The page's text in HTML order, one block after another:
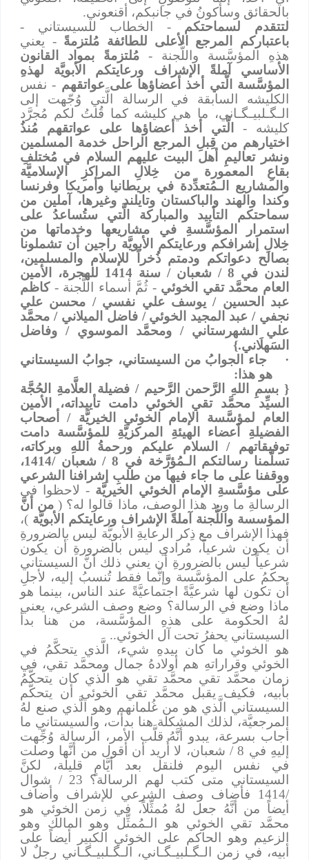
بالحقائق وسأكونُ في جانبكم، أقنعوني.
لتتقدم لسماحتكم- الخطاب للسيستاني -
باعتباركم المرجع الأعلى للطائفة مُلتزمةً- يعني
هذهِ المؤسَّسة واللُّجنة -
مُلتزمةً بمواد القانون
الأساسي آملةً الإشراف ورعايتكم الأبويَّة لهذهِ
المؤسَّسة الَّتي أخذ أعضاؤها على عواتقهم- نفس
الكليشه السابقة في الرسالة الَّتي وُجّهت إلى
الـﮕـلبيـﮕـاني، ما هي كليشه كما قُلتُ لكم مُجرَّد
كليشه -
الَّتي أخذ أعضاؤها على عواتقهم مُنذُ
اختيارهم من قِبلِ المرجع الراحل خدمة المسلمين
ونشر تعاليمِ أهل البيت عليهم السلام في مُختلفِ
بقاعِ المعمورة من خِلالِ المراكزِ الإسلاميَّة
والمشاريع الـمُتعدِّدة في بريطانيا وأمريكا وفرنسا
وكندا والهند والباكستان وتايلند وغيرها، آملين من
سماحتكم التأييد والمباركة الَّتي ستُساعدُ على
استمرار المؤسَّسةِ في مشاريعها وخدماتها من
خِلالِ إشرافكم ورعايتكم الأبويَّة راجين أن تشملونا
بصالح دعواتكم ودمتم ذُخراً للإسلام والمسلمين،
لندن في 8 / شعبان / سنة 1414 للهجرة، الأمين
العام محمَّد تقي الخوئي- ثُمَّ أسماء اللُّجنة -كاظم
عبد الحسين / يوسف علي نفسي / محسن علي
نجفي / عبد المجيد الخوئي / فاضل الميلاني / محمَّد
علي الشهرستاني / ومحمَّد الموسوي / وفاضل
السَهلَاني.}
جاء الجوابُ من السيستاني، جوابُ السيستاني
هو هذا:
{ بسمِ اللهِ الرَّحمن الرَّحيم / فضيلة العلَّامةِ الحُجَّة
السيِّد محمَّد تقي الخوئي دامت تأييداته، الأمين
العام لمؤسَّسة الإمام الخوئي الخيريَّة / أصحاب
الفضيلةِ أعضاء الهيئةِ المركزيَّةِ للمؤسَّسة دامت
توفيقاتهم / السلام عليكم ورحمةُ اللهِ وبركاته،
تسلَّمنا رسالتكم الـمُؤرَّخة في 8 / شعبان /1414،
ووقفنا على ما جاء فيها من طلبِ إشرافنا الشرعي
على مؤسَّسةِ الإمام الخوئي الخيريَّة- لاحظوا في
الرسالةِ ما ورد هذا الوصف، ماذا قالوا له؟ (من أنَّ
المؤسسة واللُّجنة آملةً الإشراف ورعايتكم الأبويَّة)،
فهذا الإشراف مع ذِكر الرعايةِ الأبويَّة ليس بالضرورةِ
أن يكون شرعياً، مُرادي ليس بالضرورةِ أن يكون
شرعياً ليس بالضرورةِ أن يعني ذلك أنَّ السيستاني
يحكمُ على المؤسَّسة وإنَّما فقط تُنسبُ إليه، لأجلِ
أن تكون لها شرعيَّةً اجتماعيَّةً عند الناس، بينما هو
ماذا وضع في الرسالة؟ وضع وصف الشرعي، يعني
لهُ الحكومة على هذهِ المؤسَّسة، من هنا بدأ
السيستاني يحفرُ تحت آل الخوئي..
هو الخوئي ما كان بيدهِ شيء، الَّذي يتحكَّمُ في
الخوئي وقراراتهِ هم أولادهُ جمال ومحمَّد تقي، في
زمان محمَّد تقي محمَّد تقي هو الَّذي كان يتحكَّمُ
بأبيه، فكيف يقبل محمَّد تقي الخوئي أن يتحكَّم
السيستاني الَّذي هو من غُلمانهم وهو الَّذي صنع لهُ
المرجعيَّة، لذلك المشكلة هنا بدأت، والسيستاني ما
أجاب بسرعة، يبدو أنَّهُ قلَّب الأمر، الرسالة وُجِّهت
إليهِ في 8 / شعبان، لا أُريد أن أقول من أنَّها وصلت
في نفس اليوم فلنقل بعد أيَّامٍ قليلة، لكنَّ
السيستاني متى كتب لهم الرسالة؟ 23 / شوال
/1414 فأضاف وصف الشرعي للإشراف وأضاف
أيضاً من أنَّهُ جعل لهُ مُمثِّلاً، في زمن الخوئي هو
محمَّد تقي الخوئي هو الـمُمثِّل وهو المالك وهو
الزعيم وهو الحاكم على الخوئي الكبير أيضاً على
أبيه، في زمن الـﮕـلبيـﮕـاني، الـﮕـلبيـﮕـاني رجلٌ لا